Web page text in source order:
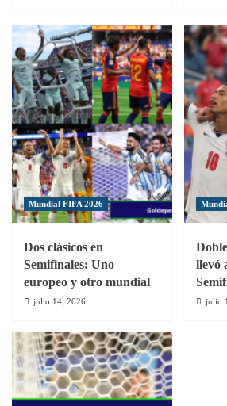
Mundial FIFA 2026
Dos clásicos en
Semifinales: Uno
europeo y otro mundial
julio 14, 2026
llevó
julio